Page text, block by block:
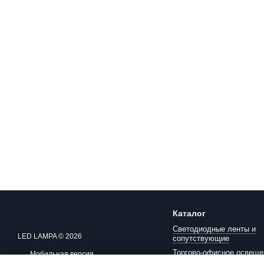
LED LAMPA © 2026
Мобильная версия
Каталог
Светодиодные ленты и
сопутствующие
Торгово-офисное